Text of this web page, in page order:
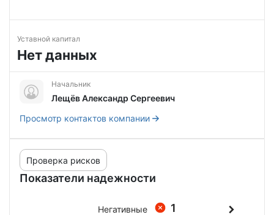
Уставной капитал
Нет данных
Начальник
Лещёв Александр Сергеевич
Просмотр контактов компании
Показатели надежности
Проверка рисков
1
Негативные